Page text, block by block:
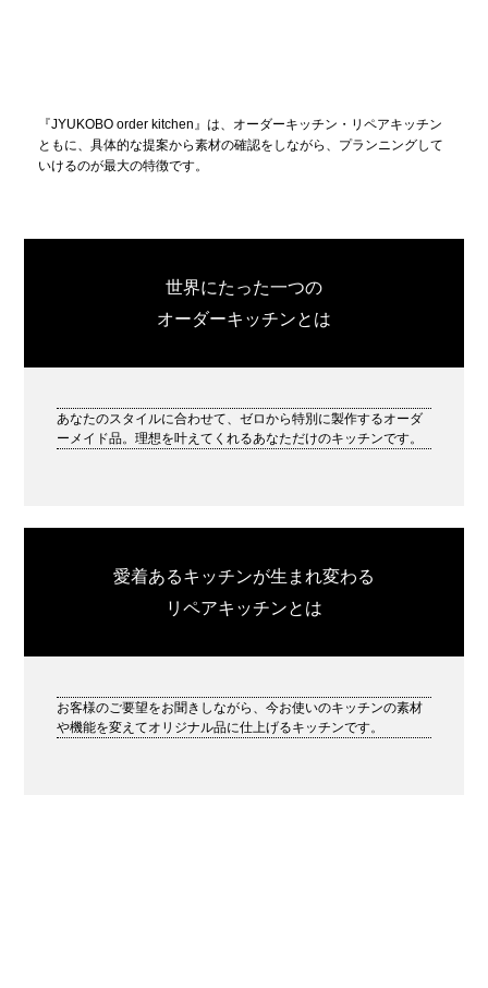
『JYUKOBO order kitchen』は、オーダーキッチン・リペアキッチン
ともに、具体的な提案から素材の確認をしながら、プランニングして
いけるのが最大の特徴です。
世界にたった一つの
オーダーキッチンとは
あなたのスタイルに合わせて、ゼロから特別に製作するオーダ
ーメイド品。理想を叶えてくれるあなただけのキッチンです。
愛着あるキッチンが生まれ変わる
リペアキッチンとは
お客様のご要望をお聞きしながら、今お使いのキッチンの素材
や機能を変えてオリジナル品に仕上げるキッチンです。